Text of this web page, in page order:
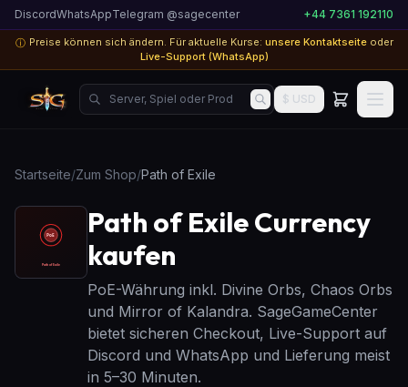
DiscordWhatsAppTelegram @sagecenter +44 7361 192110
ⓘ Preise können sich ändern. Für aktuelle Kurse: unsere Kontaktseite oder
Live-Support (WhatsApp)
Server, Spiel oder Produkt suchen...
$ USD
Startseite/Zum Shop/Path of Exile
Path of Exile Currency
kaufen
PoE-Währung inkl. Divine Orbs, Chaos Orbs
und Mirror of Kalandra. SageGameCenter
bietet sicheren Checkout, Live-Support auf
Discord und WhatsApp und Lieferung meist
in 5–30 Minuten.